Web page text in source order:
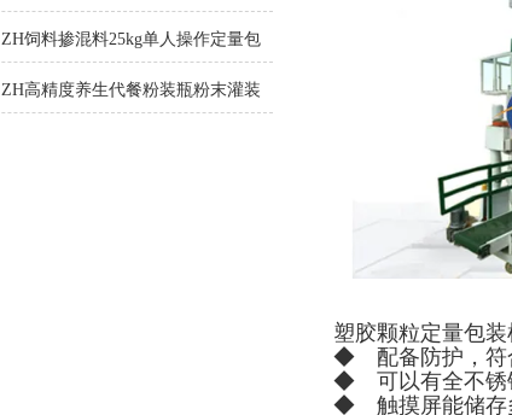
塑胶颗粒定量包装
◆ 配备防护，符
◆ 可以有全不锈
◆ 触摸屏能储存
ZH饲料掺混料25kg单人操作定量包
ZH高精度养生代餐粉装瓶粉末灌装